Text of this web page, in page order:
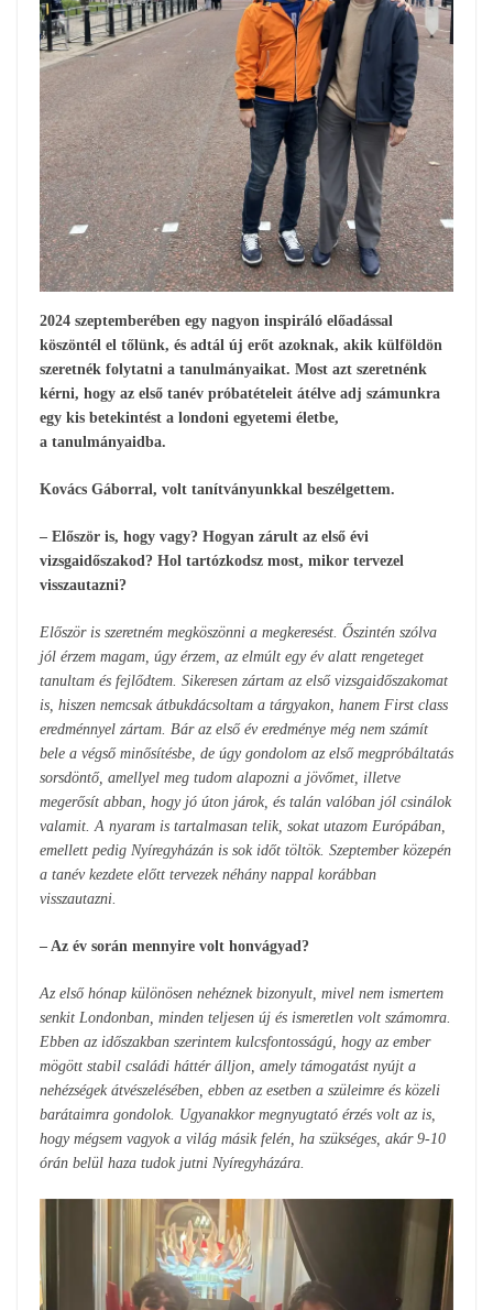
2024 szeptemberében egy nagyon inspiráló előadással
köszöntél el tőlünk, és adtál új erőt azoknak, akik külföldön
szeretnék folytatni a tanulmányaikat. Most azt szeretnénk
kérni, hogy az első tanév próbatételeit átélve adj számunkra
egy kis betekintést a londoni egyetemi életbe,
a tanulmányaidba.
Kovács Gáborral, volt tanítványunkkal beszélgettem.
– Először is, hogy vagy? Hogyan zárult az első évi
vizsgaidőszakod? Hol tartózkodsz most, mikor tervezel
visszautazni?
Először is szeretném megköszönni a megkeresést. Őszintén szólva
jól érzem magam, úgy érzem, az elmúlt egy év alatt rengeteget
tanultam és fejlődtem. Sikeresen zártam az első vizsgaidőszakomat
is, hiszen nemcsak átbukdácsoltam a tárgyakon, hanem First class
eredménnyel zártam. Bár az első év eredménye még nem számít
bele a végső minősítésbe, de úgy gondolom az első megpróbáltatás
sorsdöntő, amellyel meg tudom alapozni a jövőmet, illetve
megerősít abban, hogy jó úton járok, és talán valóban jól csinálok
valamit. A nyaram is tartalmasan telik, sokat utazom Európában,
emellett pedig Nyíregyházán is sok időt töltök. Szeptember közepén
a tanév kezdete előtt tervezek néhány nappal korábban
visszautazni.
– Az év során mennyire volt honvágyad?
Az első hónap különösen nehéznek bizonyult, mivel nem ismertem
senkit Londonban, minden teljesen új és ismeretlen volt számomra.
Ebben az időszakban szerintem kulcsfontosságú, hogy az ember
mögött stabil családi háttér álljon, amely támogatást nyújt a
nehézségek átvészelésében, ebben az esetben a szüleimre és közeli
barátaimra gondolok. Ugyanakkor megnyugtató érzés volt az is,
hogy mégsem vagyok a világ másik felén, ha szükséges, akár 9-10
órán belül haza tudok jutni Nyíregyházára.